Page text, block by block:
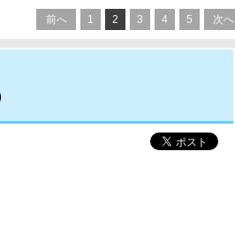
前へ 1 2 3 4 5 次へ